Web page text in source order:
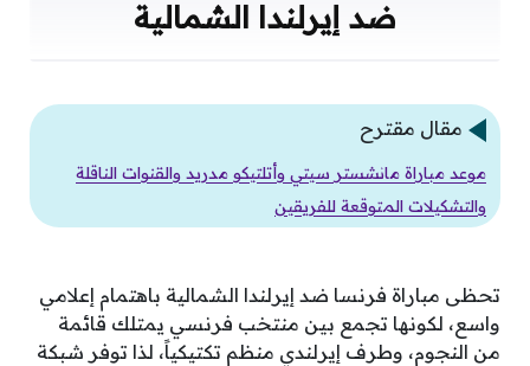
ضد إيرلندا الشمالية
مقال مقترح
موعد مباراة مانشستر سيتي وأتلتيكو مدريد والقنوات الناقلة
والتشكيلات المتوقعة للفريقين
تحظى مباراة فرنسا ضد إيرلندا الشمالية باهتمام إعلامي
واسع، لكونها تجمع بين منتخب فرنسي يمتلك قائمة
من النجوم، وطرف إيرلندي منظم تكتيكياً، لذا توفر شبكة